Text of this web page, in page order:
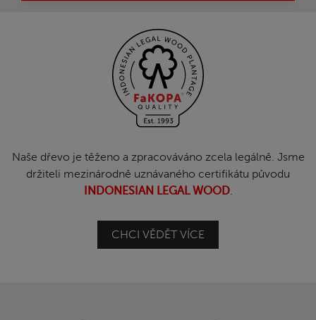
Naše dřevo je těženo a zpracováváno zcela legálně. Jsme
držiteli mezinárodně uznávaného certifikátu původu
INDONESIAN LEGAL WOOD.
CHCI VĚDĚT VÍCE